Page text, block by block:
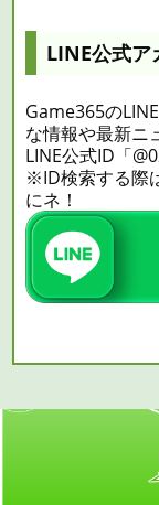
LINE公式ア
Game365の
な情報や最新ニ
LINE公式ID「
※ID検索する際
にネ！